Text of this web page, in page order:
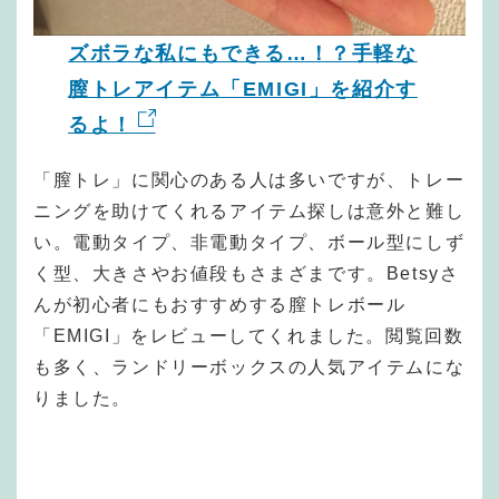
ズボラな私にもできる…！？手軽な
膣トレアイテム「EMIGI」を紹介す
るよ！
「膣トレ」に関心のある人は多いですが、トレー
ニングを助けてくれるアイテム探しは意外と難し
い。電動タイプ、非電動タイプ、ボール型にしず
く型、大きさやお値段もさまざまです。Betsyさ
んが初心者にもおすすめする膣トレボール
「EMIGI」をレビューしてくれました。閲覧回数
も多く、ランドリーボックスの人気アイテムにな
りました。